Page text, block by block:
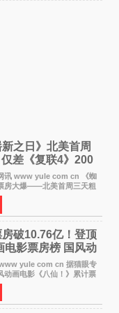
新之日》北美首周
差《复联4》200
球开画yule com cn 《蜘
房大爆——北美首周三天粗
史最高北美开画《复仇者
3 571亿美元少200万出头，
房破10.76亿！登顶
电影票房榜 国风动
yule com cn 据猫眼专
动画电影《八仙！》累计票
过《熊出没·年年有熊》，
片票房榜冠军。该片自暑期